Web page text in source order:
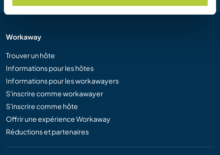
Workaway
Trouver un hôte
Informations pour les hôtes
Informations pour les workawayers
S'inscrire comme workawayer
S'inscrire comme hôte
Offrir une expérience Workaway
Réductions et partenaires